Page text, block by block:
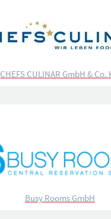
CHEFS CULINAR GmbH & Co.
Busy Rooms GmbH